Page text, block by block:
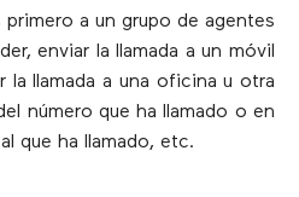
primero a un grupo de agentes
enviar la llamada a un móvil
la llamada a una oficina u otra
número que ha llamado o en
que ha llamado, etc.